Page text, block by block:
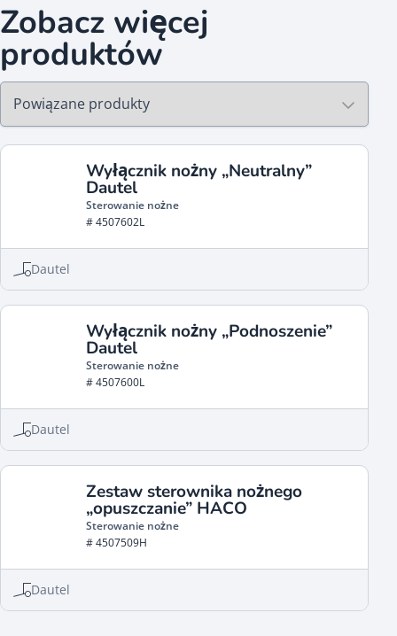
Zobacz więcej
produktów
Wyłącznik nożny „Neutralny”
Dautel
Sterowanie nożne
# 4507602L
Dautel
Wyłącznik nożny „Podnoszenie”
Dautel
Sterowanie nożne
# 4507600L
Dautel
Zestaw sterownika nożnego
„opuszczanie” HACO
Sterowanie nożne
# 4507509H
Dautel